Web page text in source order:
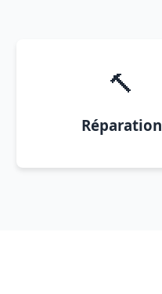
🔨
Réparation